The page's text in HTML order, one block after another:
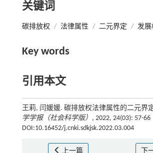
关键词
碳排放权 / 法律属性 / 二元界定 / 发展
Key words
引用本文
王莉, 闫媛媛. 碳排放权法律属性的二元界
学学报（社会科学版） , 2022, 24(03): 57-66
DOI:10.16452/j.cnki.sdkjsk.2022.03.004
上一篇 下